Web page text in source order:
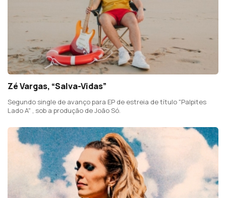
Zé Vargas, “Salva-Vidas”
Segundo single de avanço para EP de estreia de título "Palpites
Lado A" , sob a produção de João Só.